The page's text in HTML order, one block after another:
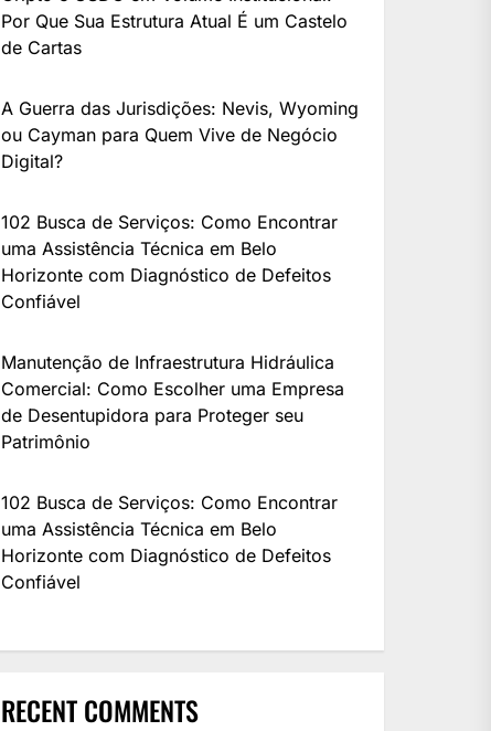
Por Que Sua Estrutura Atual É um Castelo
de Cartas
A Guerra das Jurisdições: Nevis, Wyoming
ou Cayman para Quem Vive de Negócio
Digital?
102 Busca de Serviços: Como Encontrar
uma Assistência Técnica em Belo
Horizonte com Diagnóstico de Defeitos
Confiável
Manutenção de Infraestrutura Hidráulica
Comercial: Como Escolher uma Empresa
de Desentupidora para Proteger seu
Patrimônio
102 Busca de Serviços: Como Encontrar
uma Assistência Técnica em Belo
Horizonte com Diagnóstico de Defeitos
Confiável
RECENT COMMENTS